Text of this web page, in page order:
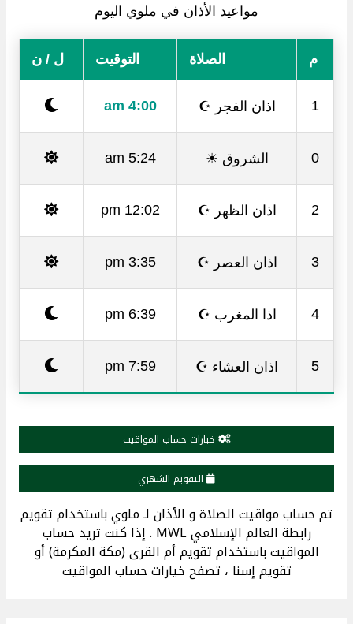
مواعيد الأذان في ملوي اليوم
م الصلاة التوقيت ل / ن
1 اذان الفجر ☪ 4:00 am
0 الشروق ☀ 5:24 am
2 اذان الظهر ☪ 12:02 pm
3 اذان العصر ☪ 3:35 pm
4 اذا المغرب ☪ 6:39 pm
5 اذان العشاء ☪ 7:59 pm
التقويم الشهري
تم حساب مواقيت الصلاة و الأذان لـ ملوي باستخدام تقويم
رابطة العالم الإسلامي MWL . إذا كنت تريد حساب
المواقيت باستخدام تقويم أم القرى (مكة المكرمة) أو
تقويم إسنا ، تصفح خيارات حساب المواقيت